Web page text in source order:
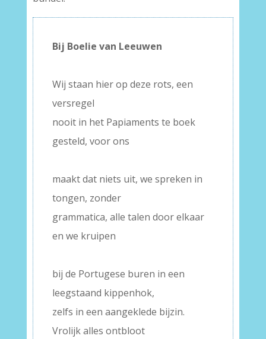
Bij Boelie van Leeuwen
Wij staan hier op deze rots, een
versregel
nooit in het Papiaments te boek
gesteld, voor ons
maakt dat niets uit, we spreken in
tongen, zonder
grammatica, alle talen door elkaar
en we kruipen
bij de Portugese buren in een
leegstaand kippenhok,
zelfs in een aangeklede bijzin.
Vrolijk alles ontbloot